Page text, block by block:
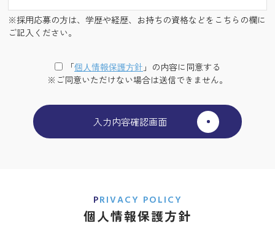
※採用応募の方は、学歴や経歴、お持ちの資格などをこちらの欄に
ご記入ください。
「個⼈情報保護⽅針 」の内容に同意する
※ご同意いただけない場合は送信できません。
PRIVACY POLICY
個人情報保護方針